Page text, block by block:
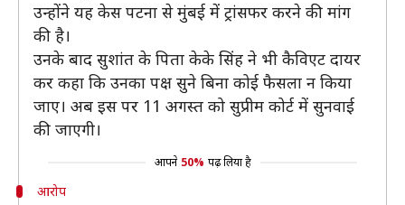
उन्होंने यह केस पटना से मुंबई में ट्रांसफर करने की मांग
की है।
उनके बाद सुशांत के पिता केके सिंह ने भी कैविएट दायर
कर कहा कि उनका पक्ष सुने बिना कोई फैसला न किया
जाए। अब इस पर 11 अगस्त को सुप्रीम कोर्ट में सुनवाई
की जाएगी।
आपने 50% पढ़ लिया है
आरोप